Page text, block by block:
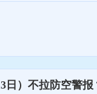
日）不拉防空警报